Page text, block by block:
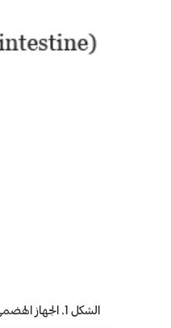
الشكل 1. الجهاز الهضمي